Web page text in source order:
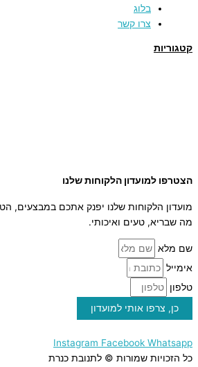
בלוג
צרו קשר
קטגוריות
הצטרפו למועדון הלקוחות שלנו
מועדון הלקוחות שלנו יפנק אתכם במבצעים,
מה שבריא, טעים ואיכותי.
שם מלא
אימייל
טלפון
כן, צרפו אותי למועדון
Instagram Facebook Whatsapp
כל הזכויות שמורות © לתנובת כנרת